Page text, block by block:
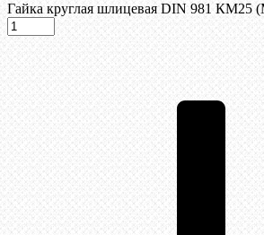
Гайка круглая шлицевая DIN 981 КМ25